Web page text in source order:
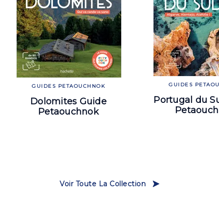
GUIDES PETAOUCHNOK
Dolomites Guide
Petaouchnok
GUIDES
Portugal du
Voir Toute La Collection